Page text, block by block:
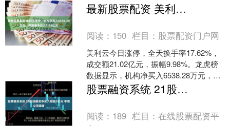
最新股票配资 美利云涨停，机构净买入6538.28万元，深股通净买入1.33亿元
阅读： 150 栏目： 股票配资门户网
美利云今日涨停，全天换手率17.62%，
成交额21.02亿元，振幅9.98%。龙虎榜
数据显示，机构净买入6538.28万元，深
股通净买入1.33亿元，营业部席位....
股票融资系统 21股获融资净买入额超2亿元 中微公司居首
阅读： 189 栏目：在线股票配资平